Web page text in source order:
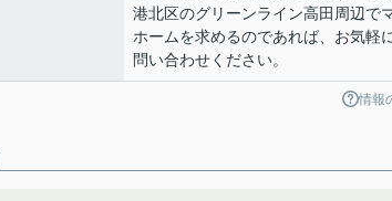
港北区のグリーンライン高田周辺で
ホームを求めるのであれば、お気軽
問い合わせください。
情報